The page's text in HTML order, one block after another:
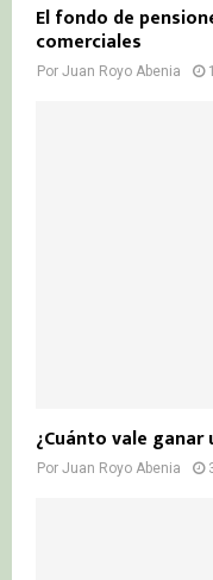
El fondo de
comerciales
Por Juan Royo Abenia
¿Cuánto vale ganar
Por Juan Royo Abenia